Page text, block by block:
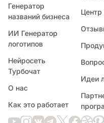
Генератор
названий бизнеса
ИИ Генератор
логотипов
Нейросеть
Турбочат
О нас
Как это работает
Идеи